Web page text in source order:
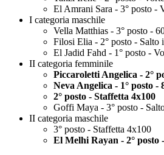
El Amrani Sara - 3° posto -
I categoria maschile
Vella Matthias - 3° posto -
Filosi Elia - 2° posto - Salto
El Jadid Fahd - 1° posto -
II categoria femminile
Piccaroletti Angelica - 2°
Neva Angelica - 1° posto -
2° posto - Staffetta 4x100
Goffi Maya - 3° posto -
II categoria maschile
3° posto - Staffetta 4x100
El Melhi Rayan - 2° posto